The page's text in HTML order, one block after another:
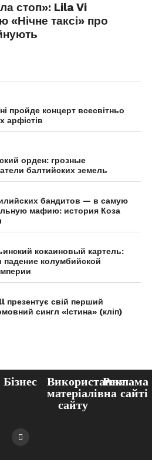
стоп»: Lila Vi
«Нічне таксі» про
пройде концерт всесвітньо
арфістів
орден: грозные
балтийских земель
бандитов — в самую
мафию: история Коза
кокаиновый картель:
падение колумбийской
презентує свій перший
сингл «Істина» (кліп)
Бізнес
Використання
матеріалів
сайту
Реклама
на сайті